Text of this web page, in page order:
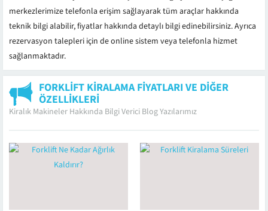
merkezlerimize telefonla erişim sağlayarak tüm araçlar hakkında
teknik bilgi alabilir, fiyatlar hakkında detaylı bilgi edinebilirsiniz. Ayrıca
rezervasyon talepleri için de online sistem veya telefonla hizmet
sağlanmaktadır.
FORKLIFT KIRALAMA FIYATLARI VE DIĞER
ÖZELLIKLERI
Kiralık Makineler Hakkında Bilgi Verici Blog Yazılarımız